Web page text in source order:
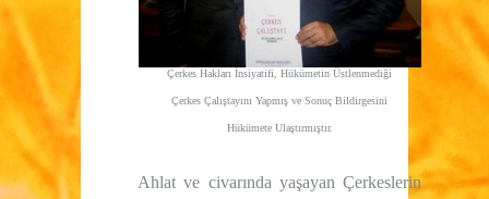
Çerkes Hakları İnsiyatifi, Hükümetin Üstlenmediği
Çerkes Çalıştayını Yapmış ve Sonuç Bildirgesini
Hükümete Ulaştırmıştır.
Ahlat ve civarında yaşayan Çerkeslerin